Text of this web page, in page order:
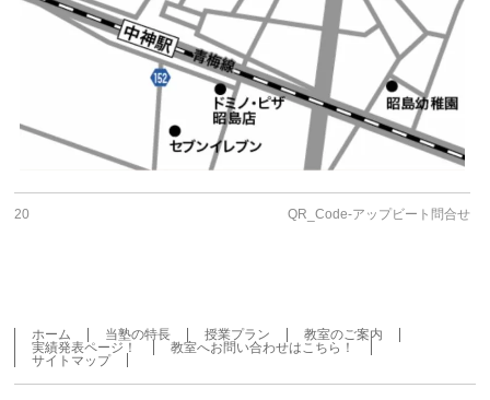
20 QR_Code-アップビート問合せ
ホーム 当塾の特長 授業プラン
教室のご案内
実績発表ページ！
教室へお問い合わせはこちら！
サイトマップ